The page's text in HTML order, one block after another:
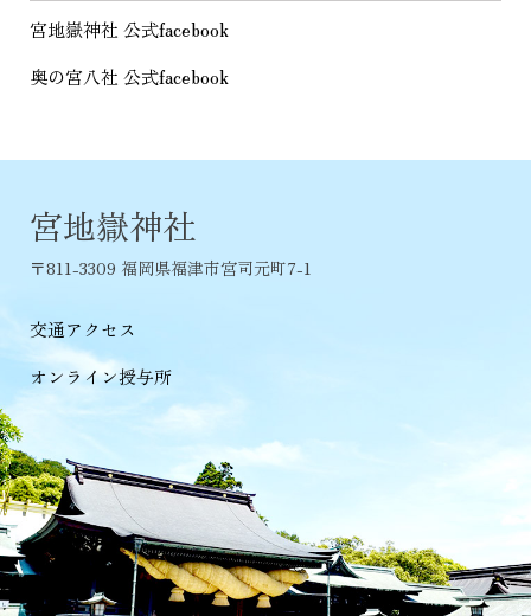
宮地嶽神社 公式facebook
奥の宮八社 公式facebook
宮地嶽神社
〒811-3309 福岡県福津市宮司元町7-1
交通アクセス
オンライン授与所